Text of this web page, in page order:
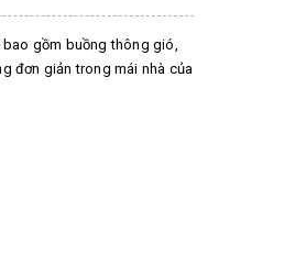
bao gồm buồng thông gió,
đơn giản trong mái nhà của